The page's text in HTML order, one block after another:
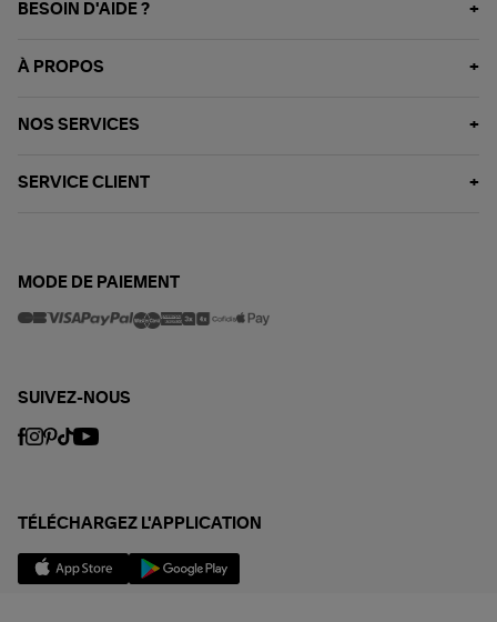
BESOIN D'AIDE ?
À PROPOS
NOS SERVICES
SERVICE CLIENT
MODE DE PAIEMENT
SUIVEZ-NOUS
TÉLÉCHARGEZ L'APPLICATION